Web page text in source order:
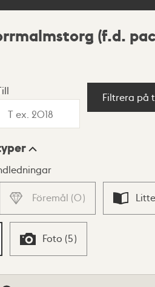
(f.d.
Filtrera på
Föremål (0)
Foto (5)